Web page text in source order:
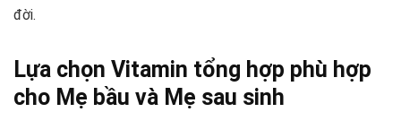
đời.
Lựa chọn Vitamin tổng hợp phù hợp
cho Mẹ bầu và Mẹ sau sinh